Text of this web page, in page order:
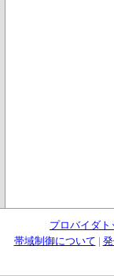
プロバイダト
帯域制御について